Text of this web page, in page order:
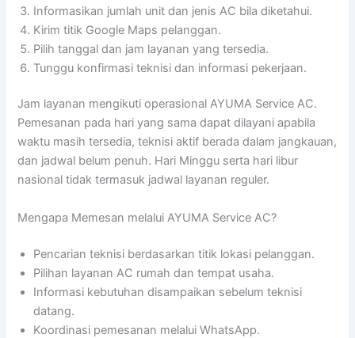
Informasikan jumlah unit dan jenis AC bila diketahui.
Kirim titik Google Maps pelanggan.
Pilih tanggal dan jam layanan yang tersedia.
Tunggu konfirmasi teknisi dan informasi pekerjaan.
Jam layanan mengikuti operasional AYUMA Service AC.
Pemesanan pada hari yang sama dapat dilayani apabila
waktu masih tersedia, teknisi aktif berada dalam jangkauan,
dan jadwal belum penuh. Hari Minggu serta hari libur
nasional tidak termasuk jadwal layanan reguler.
Mengapa Memesan melalui AYUMA Service AC?
Pencarian teknisi berdasarkan titik lokasi pelanggan.
Pilihan layanan AC rumah dan tempat usaha.
Informasi kebutuhan disampaikan sebelum teknisi
datang.
Koordinasi pemesanan melalui WhatsApp.